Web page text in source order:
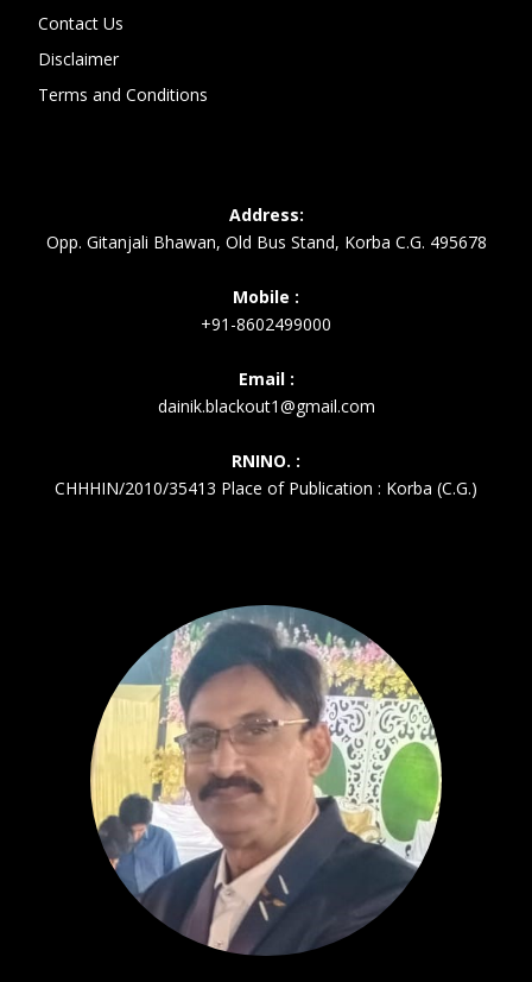
Contact Us
Disclaimer
Terms and Conditions
Address:
Opp. Gitanjali Bhawan, Old Bus Stand, Korba C.G. 495678
Mobile :
+91-8602499000
Email :
dainik.blackout1@gmail.com
RNINO. :
CHHHIN/2010/35413 Place of Publication : Korba (C.G.)